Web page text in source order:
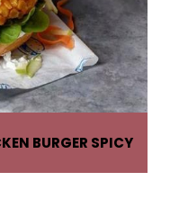
BURGER SPICY